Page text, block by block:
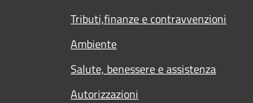
Tributi,finanze e contravvenzioni
Ambiente
Salute, benessere e assistenza
Autorizzazioni